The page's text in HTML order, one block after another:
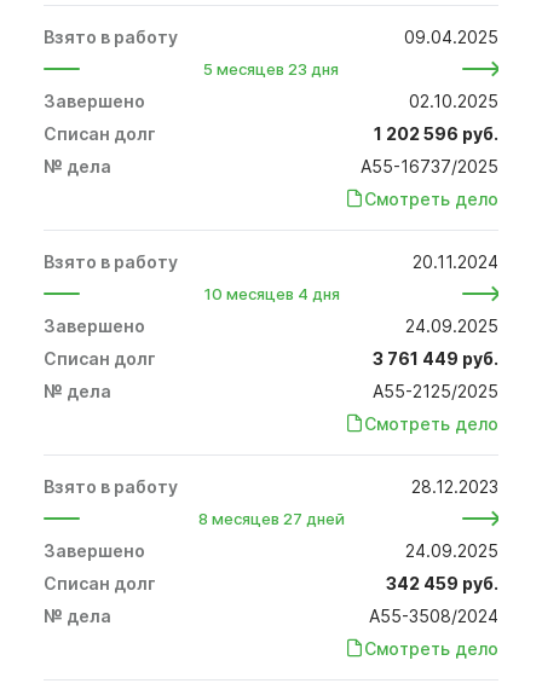
09.04.2025
5 месяцев 23 дня
02.10.2025
1 202 596 руб.
А55-16737/2025
Смотреть дело
20.11.2024
10 месяцев 4 дня
24.09.2025
3 761 449 руб.
А55-2125/2025
Смотреть дело
28.12.2023
8 месяцев 27 дней
24.09.2025
342 459 руб.
А55-3508/2024
Смотреть дело